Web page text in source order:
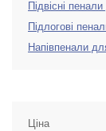
Підвісні
Підлогові
Напівпенали
Ціна